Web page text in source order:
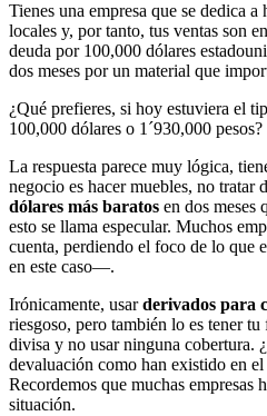
Tienes una empresa que se dedica
locales y, por tanto, tus ventas son
deuda por 100,000 dólares
dos meses por un material que
¿Qué prefieres, si hoy estuviera el
100,000 dólares o 1´930,000 pesos?
La respuesta parece muy lógica,
negocio es hacer muebles, no tratar
dólares más baratos en dos meses
esto se llama especular. Muchos
cuenta, perdiendo el foco de lo que
en este caso—.
Irónicamente, usarderivados para
riesgoso, pero también lo es tener
divisa y no usar ninguna cobertura.
devaluación como han existido en
Recordemos que muchas empresas
situación.